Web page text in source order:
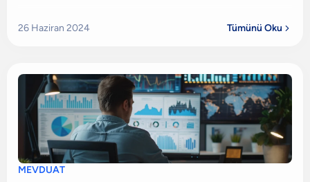
26 Haziran 2024 Tümünü Oku 
MEVDUAT